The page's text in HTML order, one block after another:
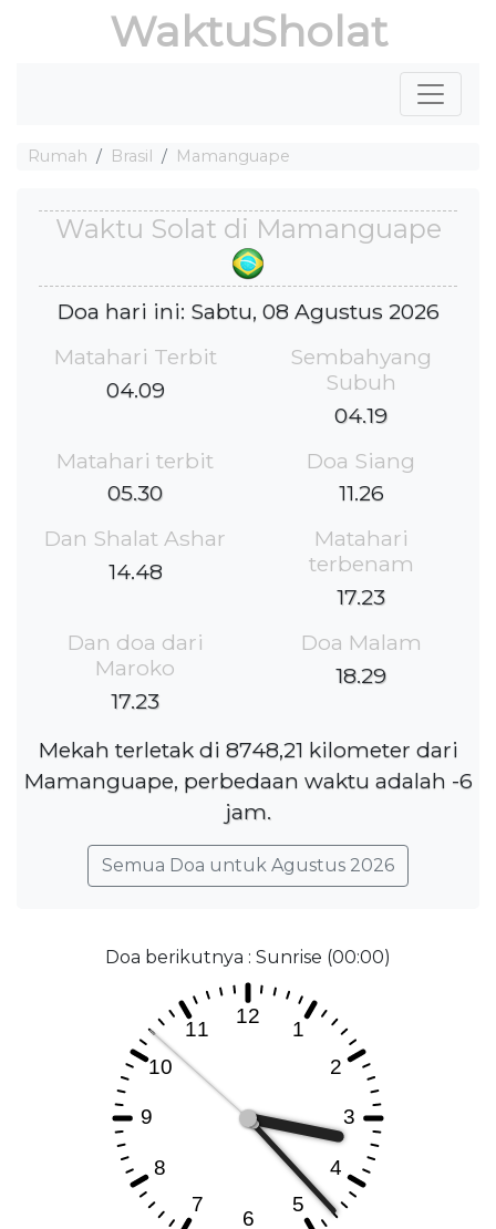
WaktuSholat
Rumah Brasil Mamanguape
Waktu Solat di Mamanguape
Doa hari ini: Sabtu, 08 Agustus 2026
Matahari Terbit
04.09
Sembahyang
Subuh
04.19
Matahari terbit
05.30
Doa Siang
11.26
Dan Shalat Ashar
14.48
Matahari
terbenam
17.23
Dan doa dari
Maroko
17.23
Doa Malam
18.29
Mekah terletak di 8748,21 kilometer dari
Mamanguape, perbedaan waktu adalah -6
jam.
Semua Doa untuk Agustus 2026
Doa berikutnya : Sunrise (00:00)